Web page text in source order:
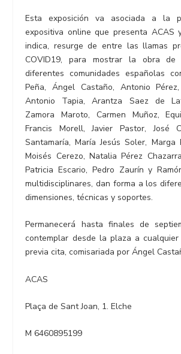
Esta exposición va asociada a la
expositiva online que presenta ACAS
indica, resurge de entre las llamas
COVID19, para mostrar la obra
diferentes comunidades españolas
Peña, Ángel Castaño, Antonio
Antonio Tapia, Arantza Saez de
Zamora Maroto, Carmen Muñoz,
Francis Morell, Javier Pastor, José
Santamaría, María Jesús Soler, Marga
Moisés Cerezo, Natalia Pérez
Patricia Escario, Pedro Zaurín y
multidisciplinares, dan forma a los
dimensiones, técnicas y soportes.
Permanecerá hasta finales de
contemplar desde la plaza a
previa cita, comisariada por Ángel
ACAS
Plaça de Sant Joan, 1. Elche
M 6460895199